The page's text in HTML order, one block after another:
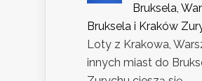
Bruksela,
Bruksela i Kraków
Loty z Krakowa,
innych miast do